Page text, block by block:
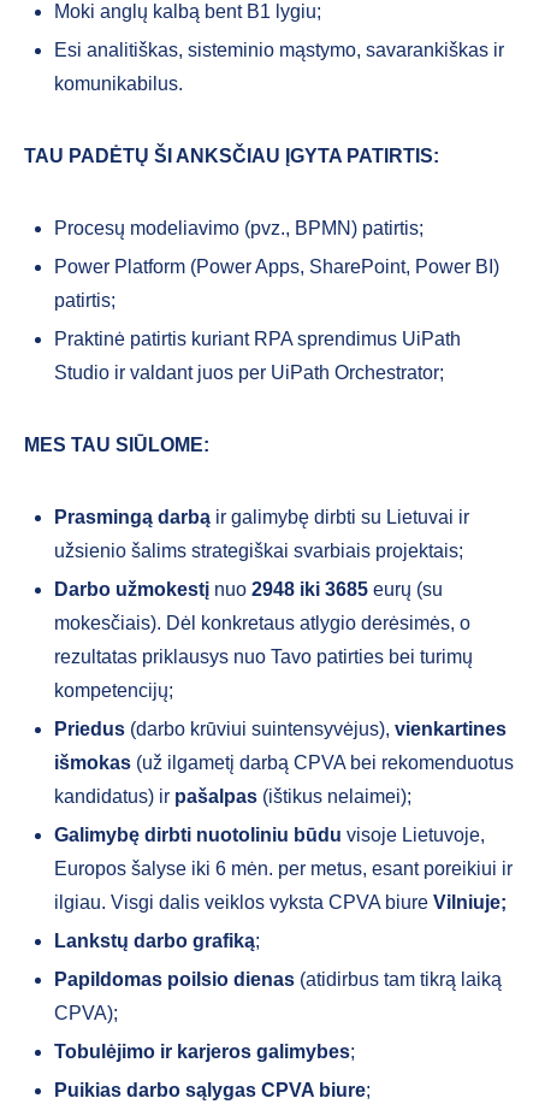
Moki anglų kalbą bent B1 lygiu;
Esi analitiškas, sisteminio mąstymo, savarankiškas ir
komunikabilus.
TAU PADĖTŲ ŠI ANKSČIAU ĮGYTA PATIRTIS:
Procesų modeliavimo (pvz., BPMN) patirtis;
Power Platform (Power Apps, SharePoint, Power BI)
patirtis;
Praktinė patirtis kuriant RPA sprendimus UiPath
Studio ir valdant juos per UiPath Orchestrator;
MES TAU SIŪLOME:
Prasmingą darbą ir galimybę dirbti su Lietuvai ir
užsienio šalims strategiškai svarbiais projektais;
Darbo užmokestį nuo 2948 iki 3685 eurų (su
mokesčiais). Dėl konkretaus atlygio derėsimės, o
rezultatas priklausys nuo Tavo patirties bei turimų
kompetencijų;
Priedus (darbo krūviui suintensyvėjus), vienkartines
išmokas (už ilgametį darbą CPVA bei rekomenduotus
kandidatus) ir pašalpas (ištikus nelaimei);
Galimybę dirbti nuotoliniu būdu visoje Lietuvoje,
Europos šalyse iki 6 mėn. per metus, esant poreikiui ir
ilgiau. Visgi dalis veiklos vyksta CPVA biure Vilniuje;
Lankstų darbo grafiką;
Papildomas poilsio dienas (atidirbus tam tikrą laiką
CPVA);
Tobulėjimo ir karjeros galimybes;
Puikias darbo sąlygas CPVA biure;